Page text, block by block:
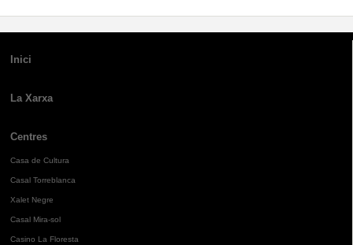
Inici
La Xarxa
Centres
Casa de Cultura
Casal Torreblanca
Xalet Negre
Casal Mira-sol
Casino La Floresta